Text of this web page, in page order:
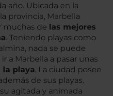
año. Ubicada en la
provincia, Marbella
muchas de las mejores
. Teniendo playas como
nada se puede
a Marbella a pasar unas
la playa. La ciudad posee
de sus playas,
su agitada y animada